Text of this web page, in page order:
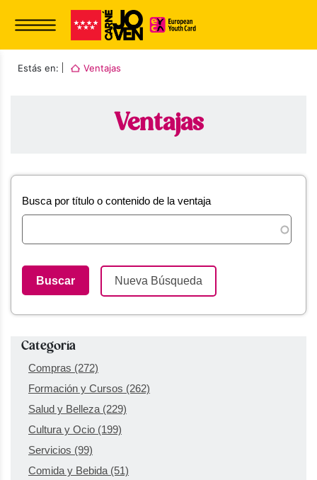
Estás en: Ventajas
Ventajas
Busca por título o contenido de la ventaja
Categoría
Compras (272)
Formación y Cursos (262)
Salud y Belleza (229)
Cultura y Ocio (199)
Servicios (99)
Comida y Bebida (51)